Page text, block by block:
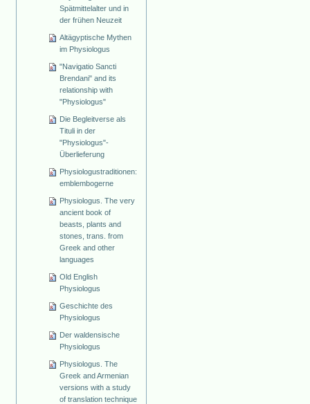
Spätmittelalter und in
der frühen Neuzeit
Altägyptische Mythen
im Physiologus
"Navigatio Sancti
Brendani" and its
relationship with
"Physiologus"
Die Begleitverse als
Tituli in der
"Physiologus"-
Überlieferung
Physiologustraditionen:
emblembogerne
Physiologus. The very
ancient book of
beasts, plants and
stones, trans. from
Greek and other
languages
Old English
Physiologus
Geschichte des
Physiologus
Der waldensische
Physiologus
Physiologus. The
Greek and Armenian
versions with a study
of translation technique